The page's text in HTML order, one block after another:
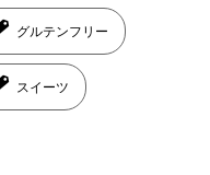
グルテンフリー
スイーツ